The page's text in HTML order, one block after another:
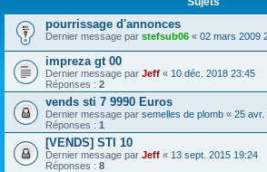
pourrissage d'annonces
Dernier message par stefsub06 « 02 mars 2009
impreza gt 00
Dernier message par Jeff « 10 déc. 2018 23:45
Réponses : 2
vends sti 7 9990 Euros
Dernier message par semelles de plomb « 25 avr.
Réponses : 1
[VENDS] STI 10
Dernier message par Jeff « 13 sept. 2015 19:24
Réponses : 8